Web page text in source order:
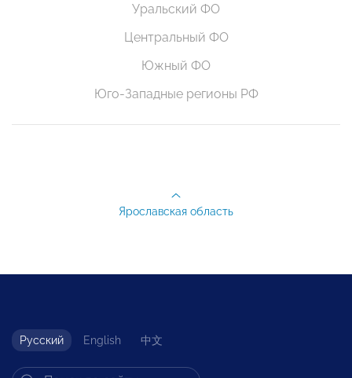
Уральский ФО
Центральный ФО
Южный ФО
Юго-Западные регионы РФ
Ярославская область
Русский English 中文